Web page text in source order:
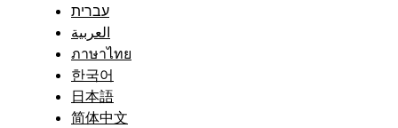
עברית
العربية
ภาษาไทย
한국어
日本語
简体中文